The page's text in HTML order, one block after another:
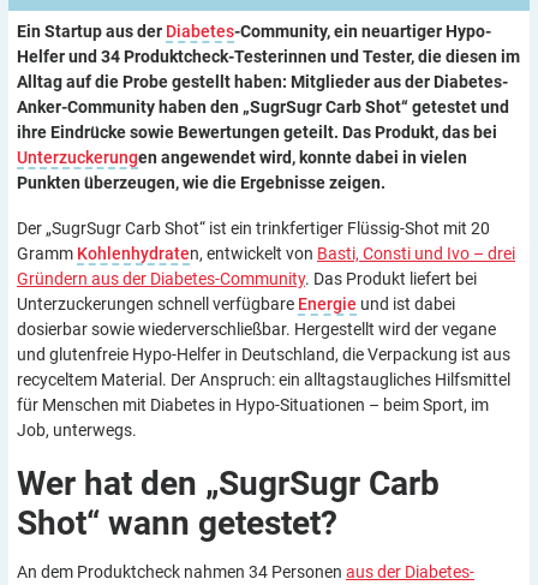
Ein Startup aus der Diabetes-Community, ein neuartiger Hypo-
Helfer und 34 Produktcheck-Testerinnen und Tester, die diesen im
Alltag auf die Probe gestellt haben: Mitglieder aus der Diabetes-
Anker-Community haben den „SugrSugr Carb Shot“ getestet und
ihre Eindrücke sowie Bewertungen geteilt. Das Produkt, das bei
Unterzuckerungen angewendet wird, konnte dabei in vielen
Punkten überzeugen, wie die Ergebnisse zeigen.
Der „SugrSugr Carb Shot“ ist ein trinkfertiger Flüssig-Shot mit 20
Gramm Kohlenhydraten, entwickelt von Basti, Consti und Ivo – drei
Gründern aus der Diabetes-Community. Das Produkt liefert bei
Unterzuckerungen schnell verfügbare Energie und ist dabei
dosierbar sowie wiederverschließbar. Hergestellt wird der vegane
und glutenfreie Hypo-Helfer in Deutschland, die Verpackung ist aus
recyceltem Material. Der Anspruch: ein alltagstaugliches Hilfsmittel
für Menschen mit Diabetes in Hypo-Situationen – beim Sport, im
Job, unterwegs.
Wer hat den „SugrSugr Carb
Shot“ wann getestet?
An dem Produktcheck nahmen 34 Personen aus der Diabetes-